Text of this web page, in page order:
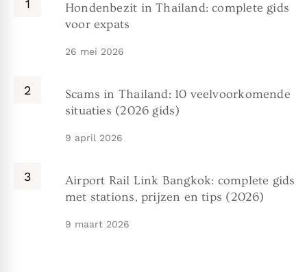
Hondenbezit in Thailand: complete gids
voor expats
26 mei 2026
Scams in Thailand: 10 veelvoorkomende
situaties (2026 gids)
9 april 2026
Airport Rail Link Bangkok: complete gids
met stations, prijzen en tips (2026)
9 maart 2026